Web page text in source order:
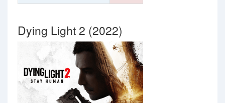
Dying Light 2 (2022)